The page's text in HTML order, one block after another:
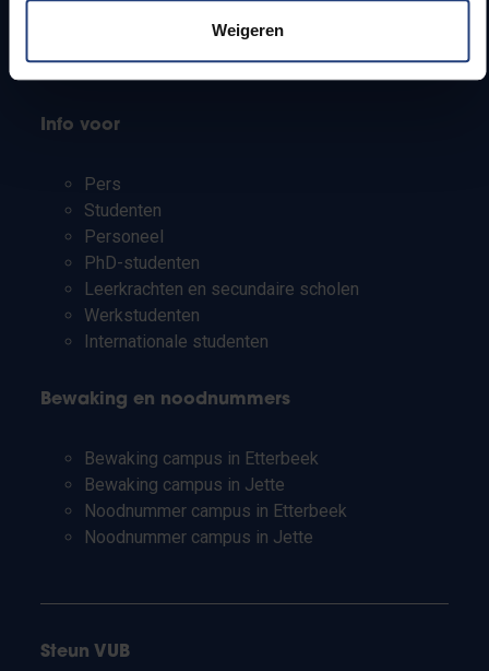
Weigeren
Onderzoeksgroepen
Campusfaciliteiten
Info voor
Pers
Studenten
Personeel
PhD-studenten
Leerkrachten en secundaire scholen
Werkstudenten
Internationale studenten
Bewaking en noodnummers
Bewaking campus in Etterbeek
Bewaking campus in Jette
Noodnummer campus in Etterbeek
Noodnummer campus in Jette
Steun VUB